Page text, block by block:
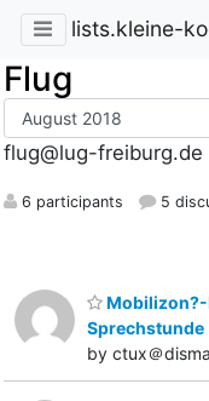
lists.kleine-
Flug
flug@lug-freiburg.de
6 participants 5
Mobilizon?-
Sprechstunde
by ctux＠